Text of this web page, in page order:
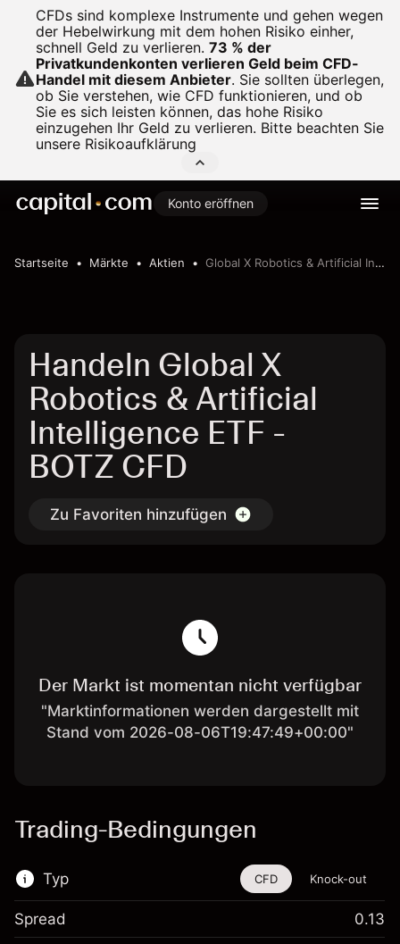
CFDs sind komplexe Instrumente und gehen wegen
der Hebelwirkung mit dem hohen Risiko einher,
schnell Geld zu verlieren. 73 % der
Privatkundenkonten verlieren Geld beim CFD-
Handel mit diesem Anbieter. Sie sollten überlegen,
ob Sie verstehen, wie CFD funktionieren, und ob
Sie es sich leisten können, das hohe Risiko
einzugehen Ihr Geld zu verlieren. Bitte beachten Sie
unsere Risikoaufklärung
Konto eröffnen
Startseite Märkte Aktien Global X Robotics & Artificial Intelligence ETF
Handeln Global X
Robotics & Artificial
Intelligence ETF -
BOTZ CFD
Zu Favoriten hinzufügen
Der Markt ist momentan nicht verfügbar
"Marktinformationen werden dargestellt mit
Stand vom 2026-08-06T19:47:49+00:00"
Trading-Bedingungen
Typ
Dieses Finanzinstrument steht für das Traden
CFD Knock-out
Spread 0.13